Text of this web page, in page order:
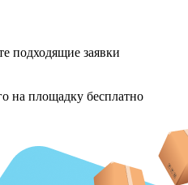
подходящие заявки
на площадку бесплатно